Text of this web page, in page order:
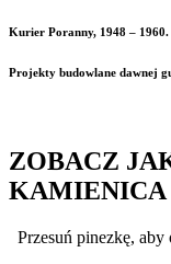
Kurier Poranny, 1948 – 1960.
Projekty budowlane dawnej
ZOBACZ
KAMIENICA
Przesuń pinezkę,